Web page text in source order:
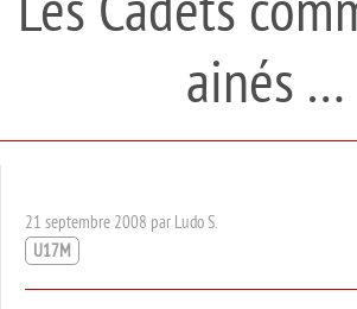
ainés …
21 septembre 2008 par Ludo S.
U17M